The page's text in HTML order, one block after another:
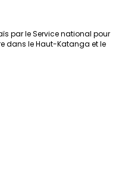
par le Service national pour
dans le Haut-Katanga et le